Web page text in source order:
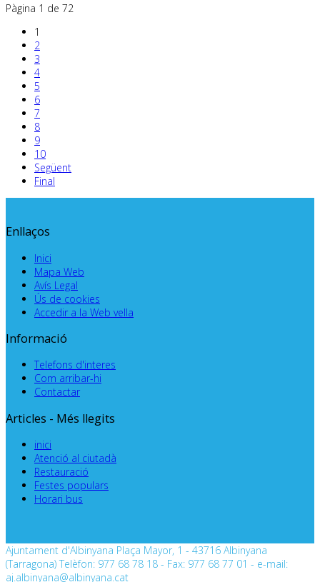
Pàgina 1 de 72
1
2
3
4
5
6
7
8
9
10
Següent
Final
Enllaços
Inici
Mapa Web
Avís Legal
Ús de cookies
Accedir a la Web vella
Informació
Telefons d'interes
Com arribar-hi
Contactar
Articles - Més llegits
inici
Atenció al ciutadà
Restauració
Festes populars
Horari bus
Ajuntament d'Albinyana Plaça Mayor, 1 - 43716 Albinyana
(Tarragona) Telèfon: 977 68 78 18 - Fax: 977 68 77 01 - e-mail:
aj.albinyana@albinyana.cat